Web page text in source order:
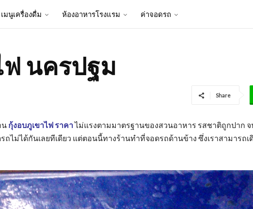
เมนูเครื่องดื่ม ห้องอาหารโรงแรม ค่าจอดรถ
ฟ นครปฐม
Share
น กุ้งอบภูเขาไฟ ราคาไม่แรงตามมาตรฐานของสวนอาหาร รสชาติถูกปาก
ม่ได้กันเลยทีเดียว แต่ตอนนี้ทางร้านทำที่จอดรถด้านข้าง ซึ่งเราสามารถเ